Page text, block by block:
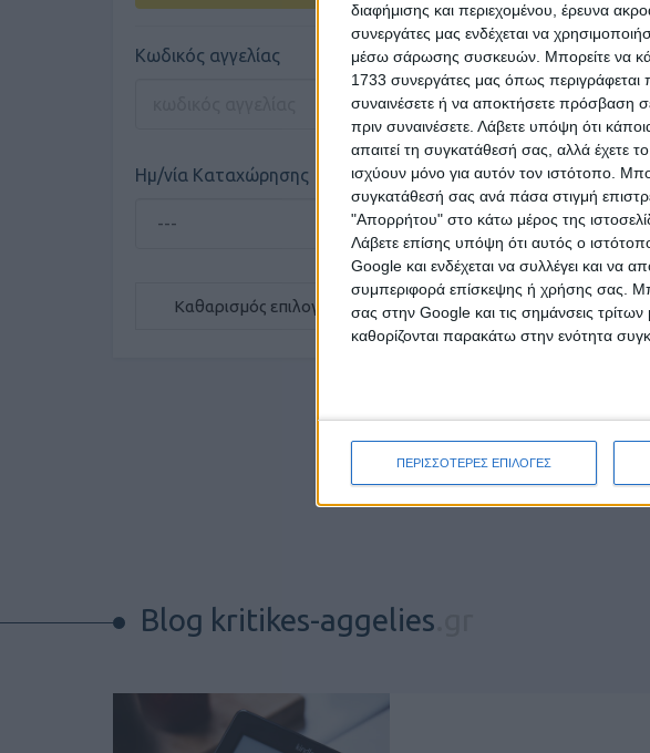
διαφήμισης και περιεχομένου, έρευνα
συνεργάτες μας ενδέχεται να
μέσω σάρωσης συσκευών. Μπορείτε να
1733 συνεργάτες μας όπως περιγράφεται
συναινέσετε ή να αποκτήσετε πρόσβαση
πριν συναινέσετε. Λάβετε υπόψη ότι
απαιτεί τη συγκατάθεσή σας, αλλά έχετε
ισχύουν μόνο για αυτόν τον ιστότοπο.
συγκατάθεσή σας ανά πάσα στιγμή
"Απορρήτου" στο κάτω μέρος της
Λάβετε επίσης υπόψη ότι αυτός ο
Google και ενδέχεται να συλλέγει και να
συμπεριφορά επίσκεψης ή χρήσης σας.
σας στην Google και τις σημάνσεις
καθορίζονται παρακάτω στην ενότητα
ΠΕΡΙΣΣΟΤΕΡΕΣ ΕΠΙΛΟΓΕΣ
Κωδικός αγγελίας
Ημ/νία Καταχώρησης
Καθαρισμός επιλογών
Blog kritikes-aggelies